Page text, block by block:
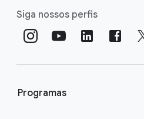
Siga nossos perfis
Programas